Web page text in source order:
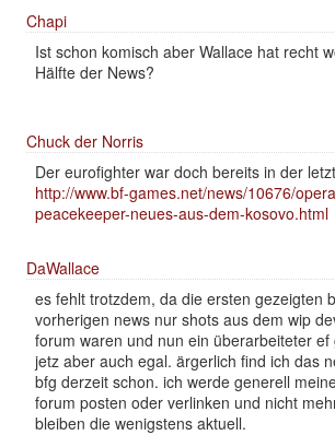
Chapi
Ist schon komisch aber Wallace hat recht
Hälfte der News?
Chuck der Norris
Der eurofighter war doch bereits in der
http://www.bf-games.net/news/10676/
peacekeeper-neues-aus-dem-kosovo.html
DaWallace
es fehlt trotzdem, da die ersten gezeigten
vorherigen news nur shots aus dem wip
forum waren und nun ein überarbeiteter ef
jetz aber auch egal. ärgerlich find ich das
bfg derzeit schon. ich werde generell
forum posten oder verlinken und nicht
bleiben die wenigstens aktuell.